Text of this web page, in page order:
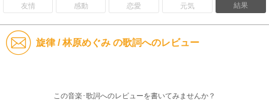
友情 感動 恋愛 元気 結果
旋律 / 林原めぐみ の歌詞へのレビュー
この音楽･歌詞へのレビューを書いてみませんか？